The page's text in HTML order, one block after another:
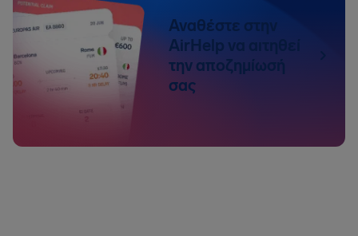
Αναθέστε στην
AirHelp να αιτηθεί
την αποζημίωσή
σας